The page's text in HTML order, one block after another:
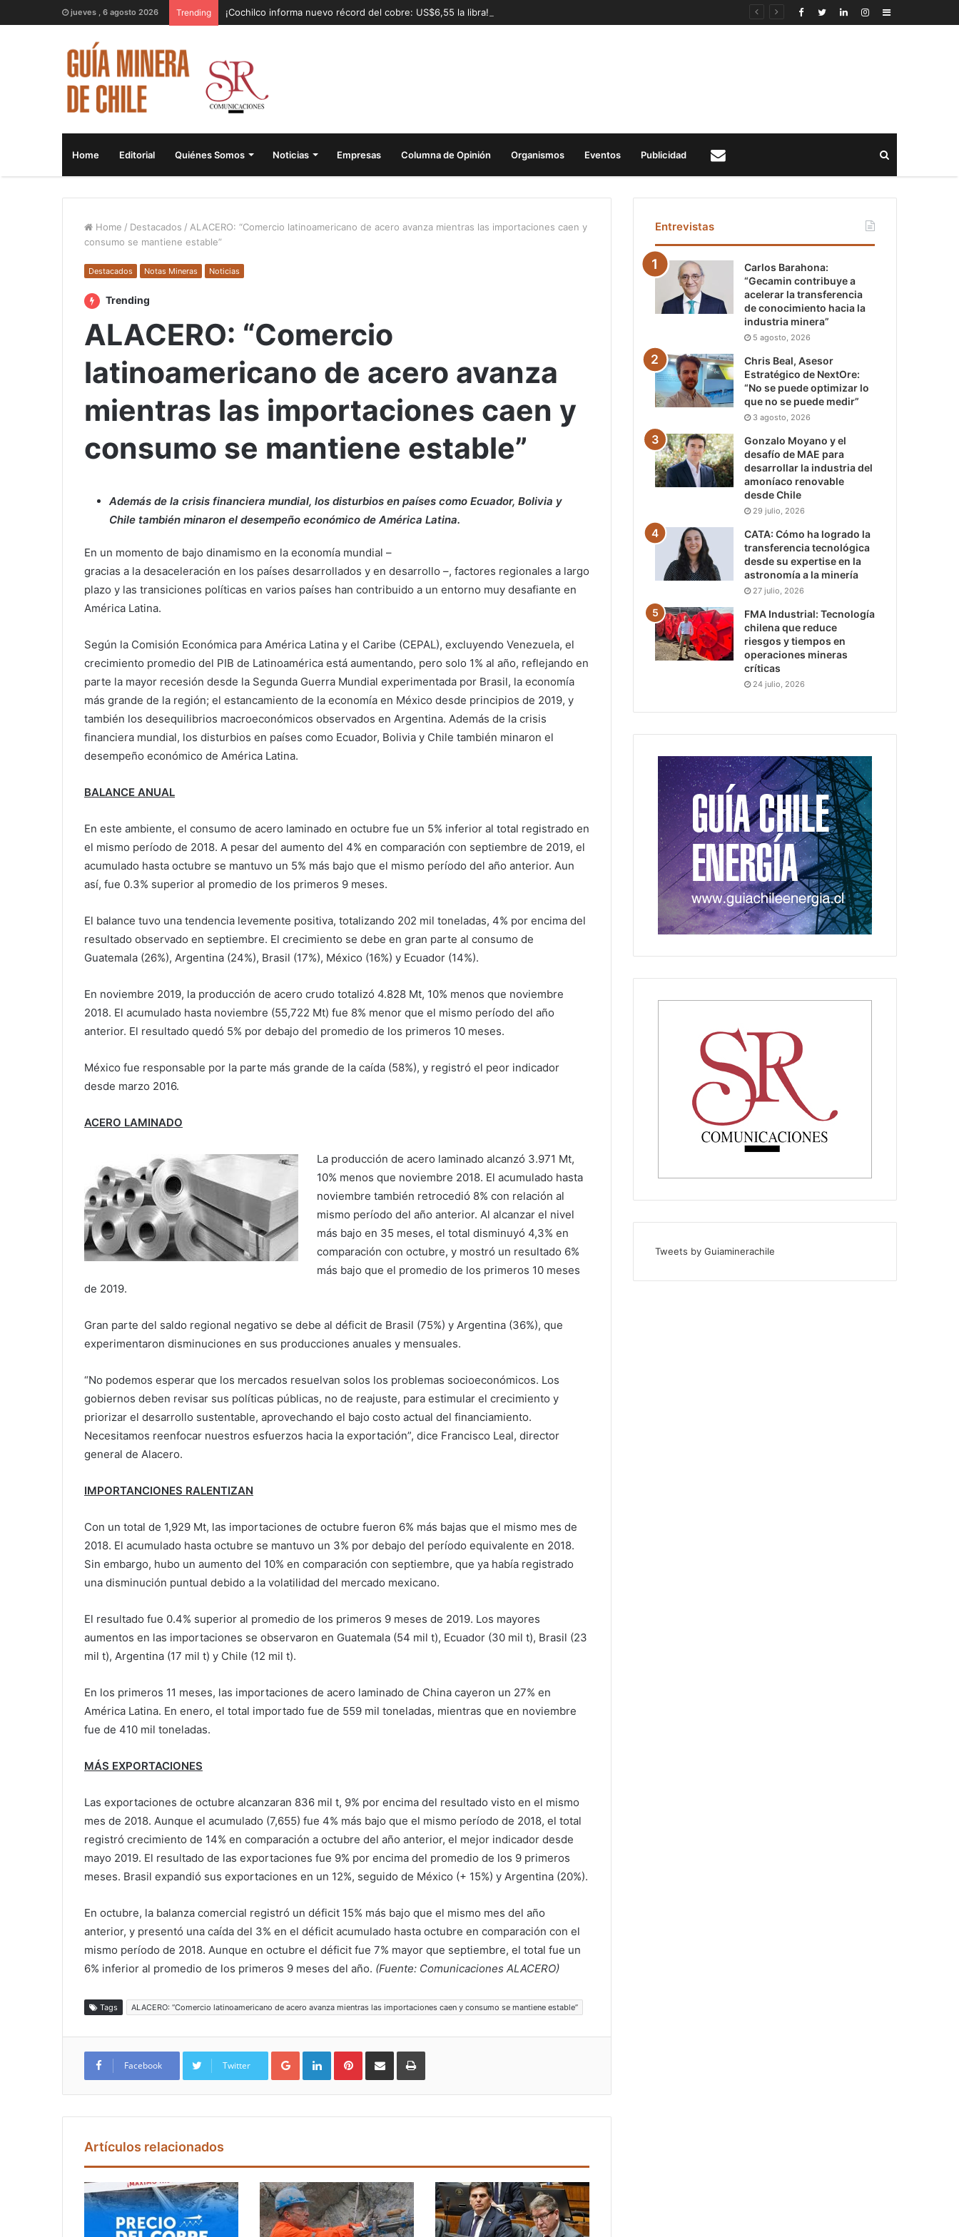
jueves , 6 agosto 2026 Trending ¡Cochilco informa nuevo récord del cobre: US$6,55 la libra! Sidebar
Home Editorial Quiénes Somos Noticias Empresas Columna de Opinión Organismos Eventos Publicidad
Home / Destacados / ALACERO: “Comercio latinoamericano de acero avanza mientras las importaciones caen y
consumo se mantiene estable”
Destacados Notas Mineras Noticias
Trending
ALACERO: “Comercio
latinoamericano de acero avanza
mientras las importaciones caen y
consumo se mantiene estable”
Además de la crisis financiera mundial, los disturbios en países como Ecuador, Bolivia y
Chile también minaron el desempeño económico de América Latina.
En un momento de bajo dinamismo en la economía mundial –
gracias a la desaceleración en los países desarrollados y en desarrollo –, factores regionales a largo
plazo y las transiciones políticas en varios países han contribuido a un entorno muy desafiante en
América Latina.
Según la Comisión Económica para América Latina y el Caribe (CEPAL), excluyendo Venezuela, el
crecimiento promedio del PIB de Latinoamérica está aumentando, pero solo 1% al año, reflejando en
parte la mayor recesión desde la Segunda Guerra Mundial experimentada por Brasil, la economía
más grande de la región; el estancamiento de la economía en México desde principios de 2019, y
también los desequilibrios macroeconómicos observados en Argentina. Además de la crisis
financiera mundial, los disturbios en países como Ecuador, Bolivia y Chile también minaron el
desempeño económico de América Latina.
BALANCE ANUAL
En este ambiente, el consumo de acero laminado en octubre fue un 5% inferior al total registrado en
el mismo período de 2018. A pesar del aumento del 4% en comparación con septiembre de 2019, el
acumulado hasta octubre se mantuvo un 5% más bajo que el mismo período del año anterior. Aun
así, fue 0.3% superior al promedio de los primeros 9 meses.
El balance tuvo una tendencia levemente positiva, totalizando 202 mil toneladas, 4% por encima del
resultado observado en septiembre. El crecimiento se debe en gran parte al consumo de
Guatemala (26%), Argentina (24%), Brasil (17%), México (16%) y Ecuador (14%).
En noviembre 2019, la producción de acero crudo totalizó 4.828 Mt, 10% menos que noviembre
2018. El acumulado hasta noviembre (55,722 Mt) fue 8% menor que el mismo período del año
anterior. El resultado quedó 5% por debajo del promedio de los primeros 10 meses.
México fue responsable por la parte más grande de la caída (58%), y registró el peor indicador
desde marzo 2016.
ACERO LAMINADO
La producción de acero laminado alcanzó 3.971 Mt,
10% menos que noviembre 2018. El acumulado hasta
noviembre también retrocedió 8% con relación al
mismo período del año anterior. Al alcanzar el nivel
más bajo en 35 meses, el total disminuyó 4,3% en
comparación con octubre, y mostró un resultado 6%
más bajo que el promedio de los primeros 10 meses
de 2019.
Gran parte del saldo regional negativo se debe al déficit de Brasil (75%) y Argentina (36%), que
experimentaron disminuciones en sus producciones anuales y mensuales.
“No podemos esperar que los mercados resuelvan solos los problemas socioeconómicos. Los
gobiernos deben revisar sus políticas públicas, no de reajuste, para estimular el crecimiento y
priorizar el desarrollo sustentable, aprovechando el bajo costo actual del financiamiento.
Necesitamos reenfocar nuestros esfuerzos hacia la exportación”, dice Francisco Leal, director
general de Alacero.
IMPORTANCIONES RALENTIZAN
Con un total de 1,929 Mt, las importaciones de octubre fueron 6% más bajas que el mismo mes de
2018. El acumulado hasta octubre se mantuvo un 3% por debajo del período equivalente en 2018.
Sin embargo, hubo un aumento del 10% en comparación con septiembre, que ya había registrado
una disminución puntual debido a la volatilidad del mercado mexicano.
El resultado fue 0.4% superior al promedio de los primeros 9 meses de 2019. Los mayores
aumentos en las importaciones se observaron en Guatemala (54 mil t), Ecuador (30 mil t), Brasil (23
mil t), Argentina (17 mil t) y Chile (12 mil t).
En los primeros 11 meses, las importaciones de acero laminado de China cayeron un 27% en
América Latina. En enero, el total importado fue de 559 mil toneladas, mientras que en noviembre
fue de 410 mil toneladas.
MÁS EXPORTACIONES
Las exportaciones de octubre alcanzaran 836 mil t, 9% por encima del resultado visto en el mismo
mes de 2018. Aunque el acumulado (7,655) fue 4% más bajo que el mismo período de 2018, el total
registró crecimiento de 14% en comparación a octubre del año anterior, el mejor indicador desde
mayo 2019. El resultado de las exportaciones fue 9% por encima del promedio de los 9 primeros
meses. Brasil expandió sus exportaciones en un 12%, seguido de México (+ 15%) y Argentina (20%).
En octubre, la balanza comercial registró un déficit 15% más bajo que el mismo mes del año
anterior, y presentó una caída del 3% en el déficit acumulado hasta octubre en comparación con el
mismo período de 2018. Aunque en octubre el déficit fue 7% mayor que septiembre, el total fue un
6% inferior al promedio de los primeros 9 meses del año. (Fuente: Comunicaciones ALACERO)
Tags ALACERO: “Comercio latinoamericano de acero avanza mientras las importaciones caen y consumo se mantiene estable”
Facebook Twitter
Google+ LinkedIn Pinterest
Artículos relacionados
Entrevistas
Carlos Barahona:
“Gecamin contribuye a
acelerar la transferencia
de conocimiento hacia la
industria minera”
5 agosto, 2026
Chris Beal, Asesor
Estratégico de NextOre:
“No se puede optimizar lo
que no se puede medir”
3 agosto, 2026
Gonzalo Moyano y el
desafío de MAE para
desarrollar la industria del
amoníaco renovable
desde Chile
29 julio, 2026
CATA: Cómo ha logrado la
transferencia tecnológica
desde su expertise en la
astronomía a la minería
27 julio, 2026
FMA Industrial: Tecnología
chilena que reduce
riesgos y tiempos en
operaciones mineras
críticas
24 julio, 2026
Tweets by Guiaminerachile